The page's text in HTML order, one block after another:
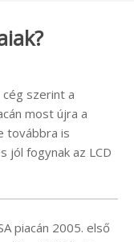
szerint a
most újra a
továbbra is
jól fogynak az LCD
piacán 2005. első